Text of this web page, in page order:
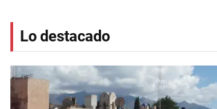
Lo destacado